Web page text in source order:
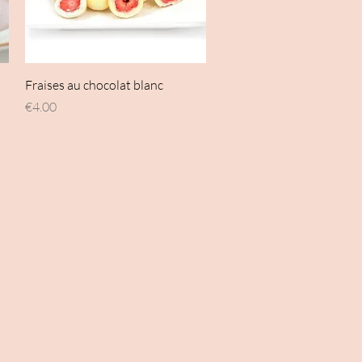
Quick View
Fraises au chocolat blanc
Price
€4.00